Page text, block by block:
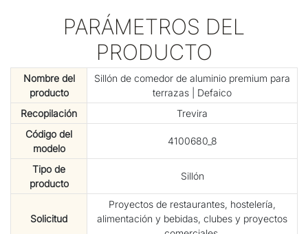
PARÁMETROS DEL
PRODUCTO
Nombre del
producto
Sillón de comedor de aluminio premium para
terrazas | Defaico
Recopilación
Trevira
Código del
modelo
4100680_8
Tipo de
producto
Sillón
Solicitud
Proyectos de restaurantes, hostelería,
alimentación y bebidas, clubes y proyectos